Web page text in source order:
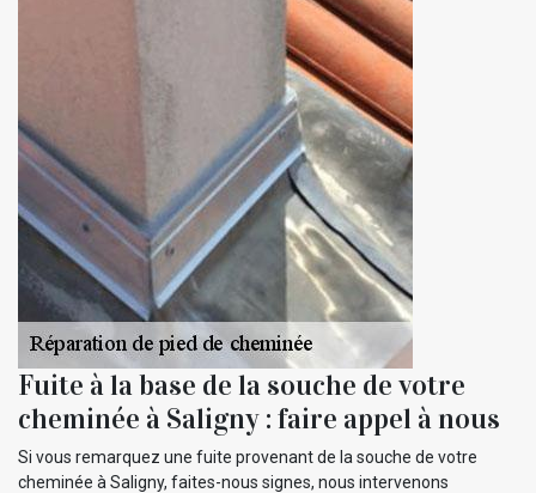
Fuite à la base de la souche de votre
cheminée à Saligny : faire appel à nous
Si vous remarquez une fuite provenant de la souche de votre
cheminée à Saligny, faites-nous signes, nous intervenons